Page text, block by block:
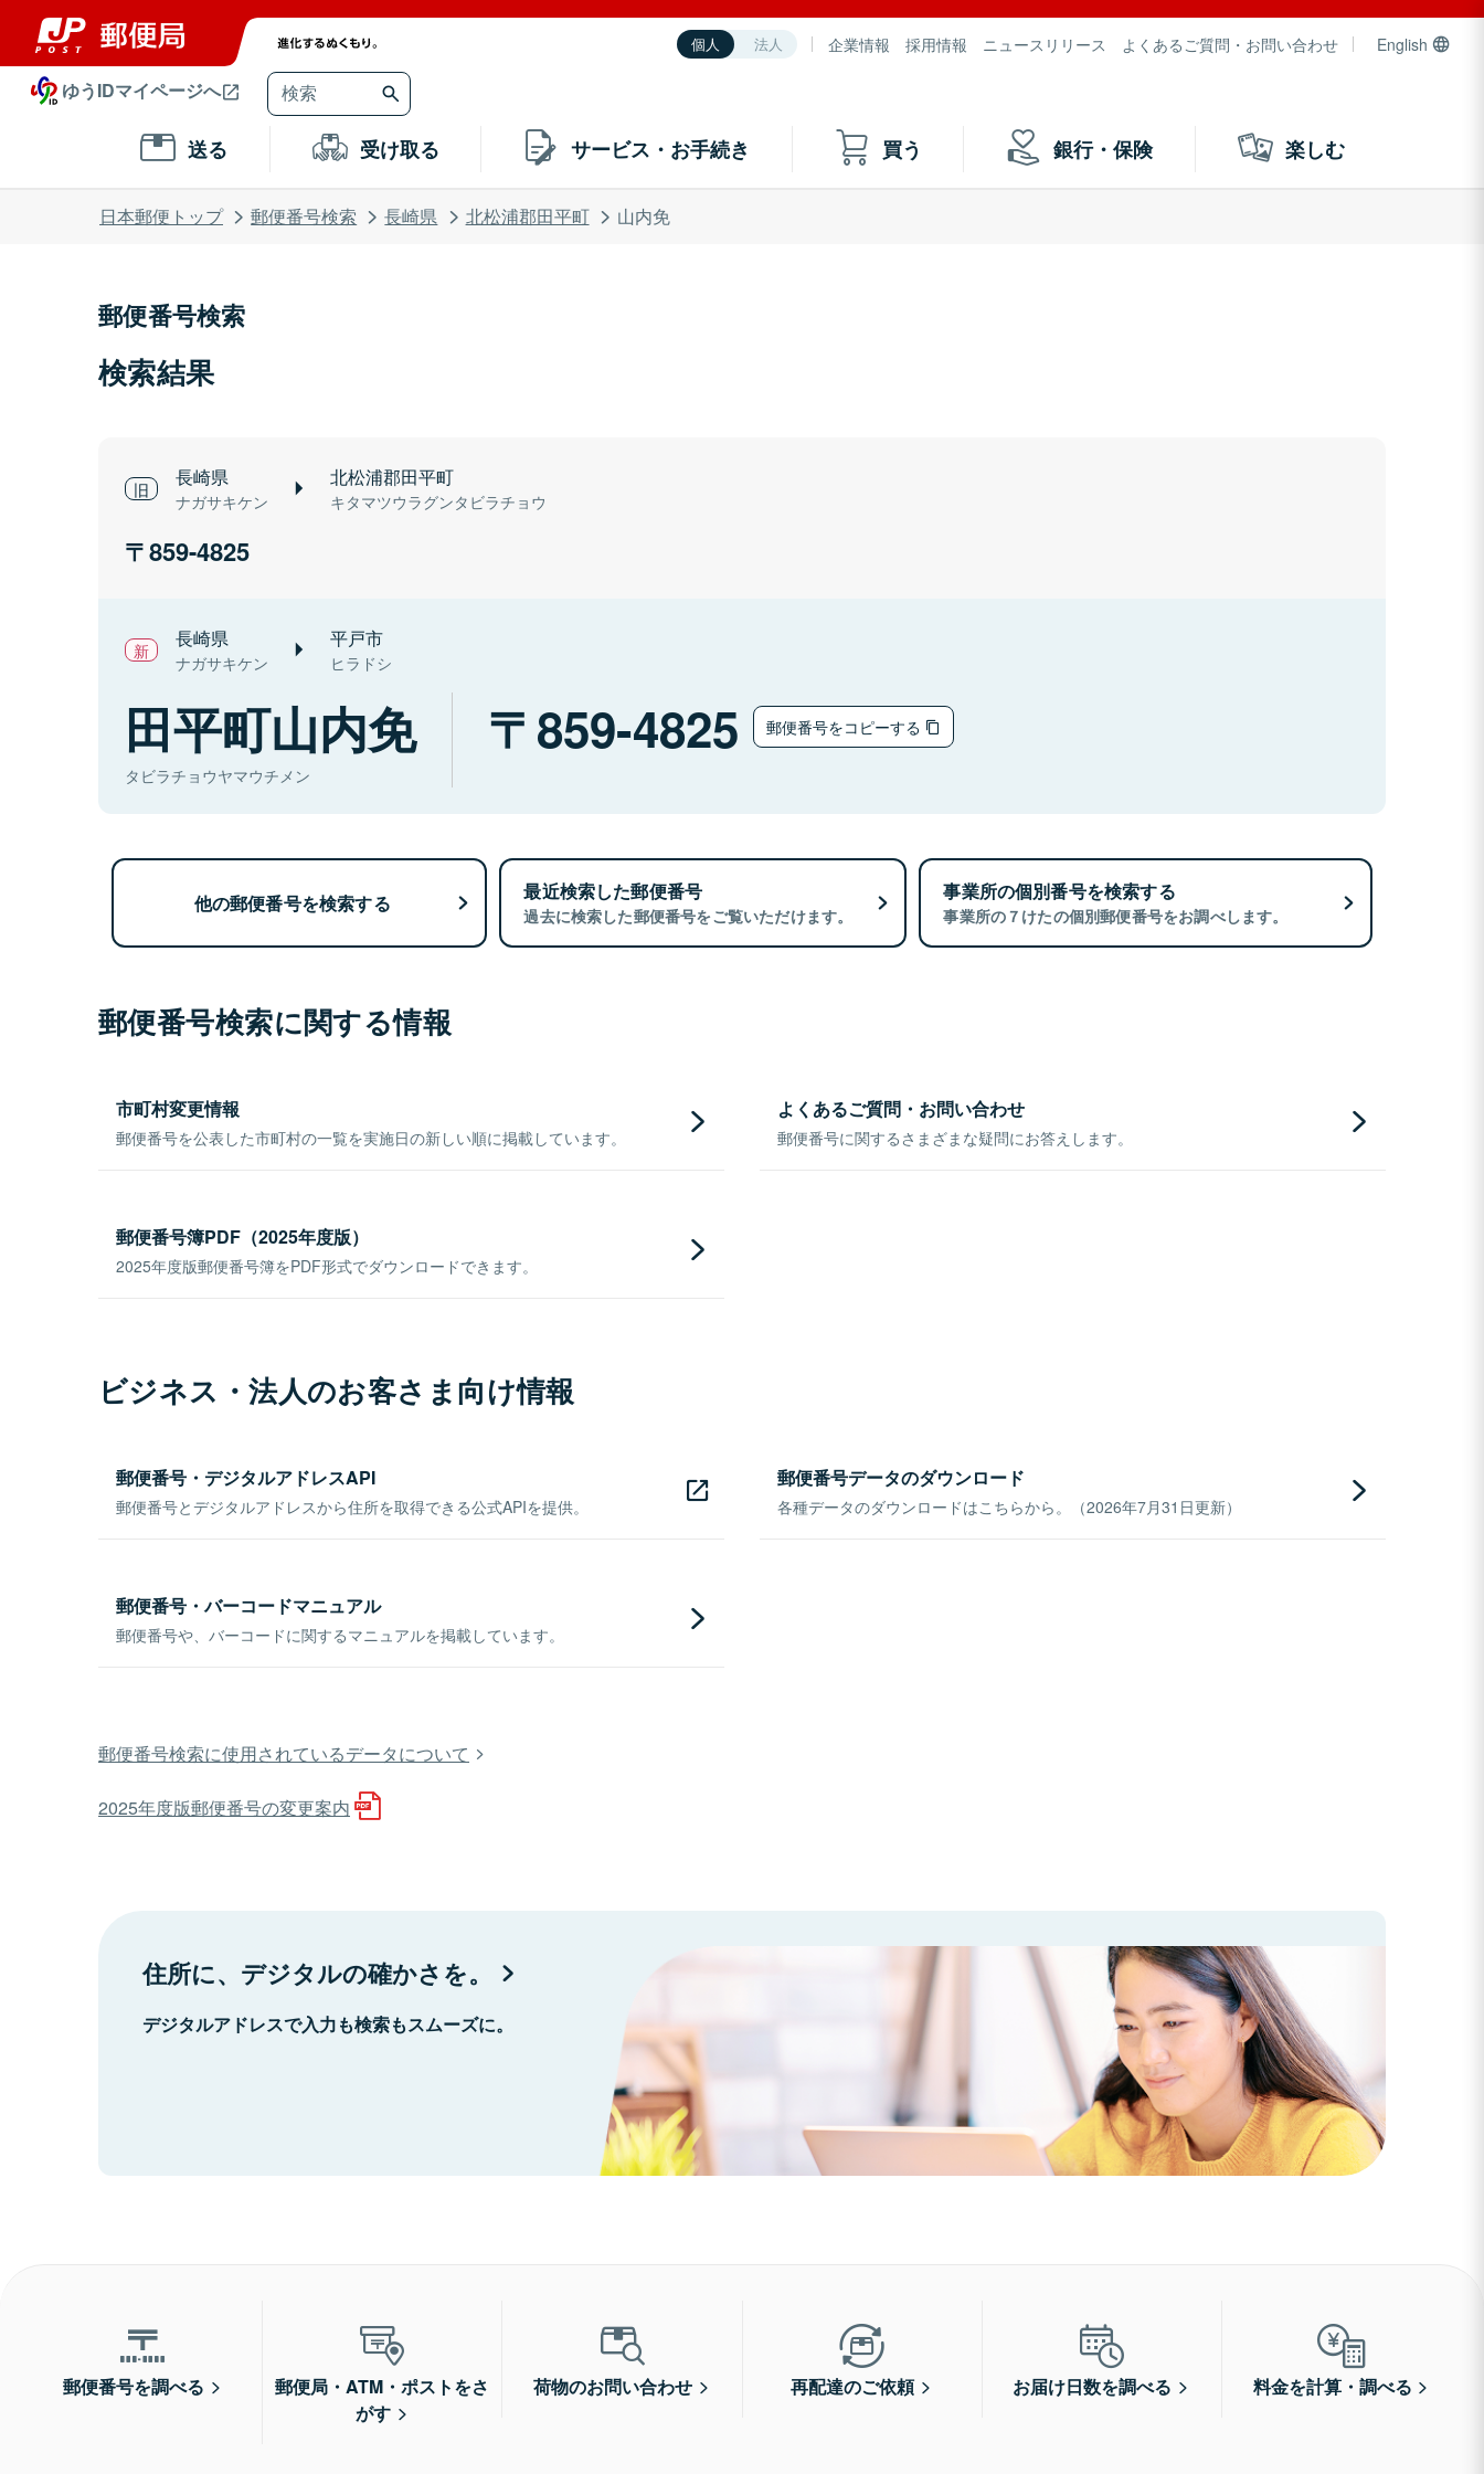
個人 法人 企業情報 採用情報 ニュースリリース よくあるご質問・お問い合わせ English
ゆうIDマイページへ
送る 受け取る サービス・お手続き 買う 銀行・保険 楽しむ
日本郵便トップ 郵便番号検索 長崎県 北松浦郡田平町 山内免
郵便番号検索
検索結果
長崎県
ナガサキケン
北松浦郡田平町
キタマツウラグンタビラチョウ
859-4825
長崎県
ナガサキケン
平戸市
ヒラドシ
田平町山内免
タビラチョウヤマウチメン
859-4825 郵便番号をコピーする
他の郵便番号を検索する 最近検索した郵便番号
過去に検索した郵便番号をご覧いただけます。
事業所の個別番号を検索する
事業所の７けたの個別郵便番号をお調べします。
郵便番号検索に関する情報
市町村変更情報
郵便番号を公表した市町村の一覧を実施日の新しい順に掲載しています。
よくあるご質問・お問い合わせ
郵便番号に関するさまざまな疑問にお答えします。
郵便番号簿PDF（2025年度版）
2025年度版郵便番号簿をPDF形式でダウンロードできます。
ビジネス・法人のお客さま向け情報
郵便番号・デジタルアドレスAPI
郵便番号とデジタルアドレスから住所を取得できる公式APIを提供。
郵便番号データのダウンロード
各種データのダウンロードはこちらから。（2026年7月31日更新）
郵便番号・バーコードマニュアル
郵便番号や、バーコードに関するマニュアルを掲載しています。
郵便番号検索に使用されているデータについて
2025年度版郵便番号の変更案内
住所に、デジタルの確かさを。
デジタルアドレスで入力も検索もスムーズに。
郵便番号を調べる
郵便局・ATM・ポストをさ
がす
荷物のお問い合わせ 再配達のご依頼 お届け日数を調べる 料金を計算・調べる